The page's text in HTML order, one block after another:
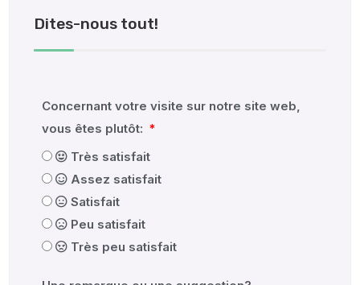
Dites-nous tout!
Concernant votre visite sur notre site web,
vous êtes plutôt:
Très satisfait
Assez satisfait
Satisfait
Peu satisfait
Très peu satisfait